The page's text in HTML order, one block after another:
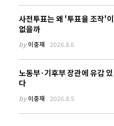
사전투표는 왜 '투표율 조작'이
없을까
by이충재 2026.8.6
노동부·기후부 장관에 유감 있
다
by이충재 2026.8.5